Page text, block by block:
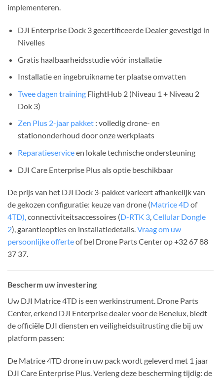
implementeren.
DJI Enterprise Dock 3 gecertificeerde Dealer gevestigd in
Nivelles
Gratis haalbaarheidsstudie vóór installatie
Installatie en ingebruikname ter plaatse omvatten
Twee dagen trainingFlightHub 2 (Niveau 1 + Niveau 2
Dok 3)
Zen Plus 2-jaar pakket: volledig drone- en
stationonderhoud door onze werkplaats
Reparatieserviceen lokale technische ondersteuning
DJI Care Enterprise Plus als optie beschikbaar
De prijs van het DJI Dock 3-pakket varieert afhankelijk van
de gekozen configuratie: keuze van drone (Matrice 4Dof
4TD),connectiviteitsaccessoires (D-RTK 3,Cellular Dongle
2), garantieopties en installatiedetails.Vraag om uw
persoonlijke offerteof bel Drone Parts Center op +32 67 88
37 37.
Bescherm uw investering
Uw DJI Matrice 4TD is een werkinstrument. Drone Parts
Center, erkend DJI Enterprise dealer voor de Benelux, biedt
de officiële DJI diensten en veiligheidsuitrusting die bij uw
platform passen:
De Matrice 4TD drone in uw pack wordt geleverd met 1 jaar
DJI Care Enterprise Plus. Verleng deze bescherming tijdig: de